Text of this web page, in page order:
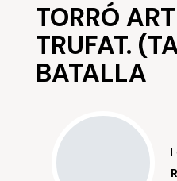
TORRÓ
TRUFAT.
BATALLA